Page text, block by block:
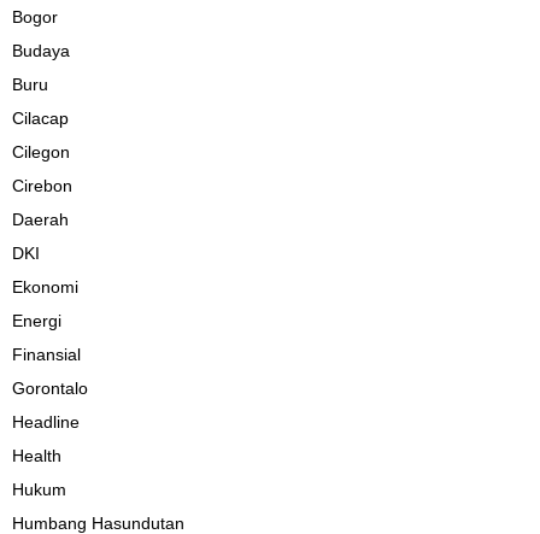
Bogor
Budaya
Buru
Cilacap
Cilegon
Cirebon
Daerah
DKI
Ekonomi
Energi
Finansial
Gorontalo
Headline
Health
Hukum
Humbang Hasundutan